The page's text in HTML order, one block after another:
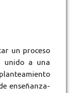
un proceso
unido a una
enseñanza-